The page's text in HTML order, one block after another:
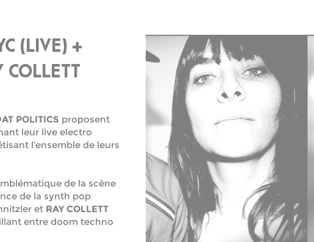
(LIVE) +
COLLETT
POLITICS proposent
leur live electro
l’ensemble de leurs
de la scène
de la synth pop
et RAY COLLETT
entre doom techno